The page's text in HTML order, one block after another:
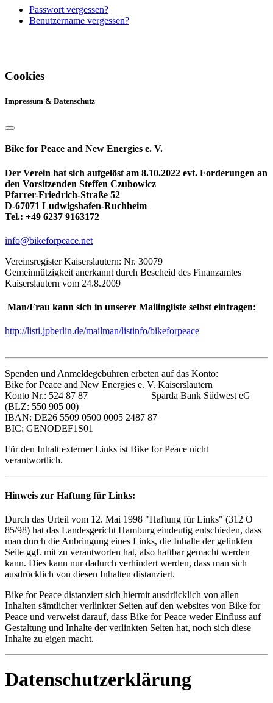
Passwort vergessen?
Benutzername vergessen?
Cookies
Impressum & Datenschutz
Bike for Peace and New Energies e. V.
Der Verein hat sich aufgelöst am 8.10.2022 evt. Forderungen an
den Vorsitzenden Steffen Czubowicz
Pfarrer-Friedrich-Straße 52
D-67071 Ludwigshafen-Ruchheim
Tel.: +49 6237 9163172
info@bikeforpeace.net
Vereinsregister Kaiserslautern: Nr. 30079
Gemeinnützigkeit anerkannt durch Bescheid des Finanzamtes
Kaiserslautern vom 24.8.2009
Man/Frau kann sich in unserer Mailingliste selbst eintragen:
http://listi.jpberlin.de/mailman/listinfo/bikeforpeace
Spenden und Anmeldegebühren erbeten auf das Konto:
Bike for Peace and New Energies e. V. Kaiserslautern
Konto Nr.: 524 87 87 Sparda Bank Südwest eG
(BLZ: 550 905 00)
IBAN: DE26 5509 0500 0005 2487 87
BIC: GENODEF1S01
Für den Inhalt externer Links ist Bike for Peace nicht
verantwortlich.
Hinweis zur Haftung für Links:
Durch das Urteil vom 12. Mai 1998 "Haftung für Links" (312 O
85/98) hat das Landesgericht Hamburg eindeutig entschieden, dass
man durch die Anbringung eines Links, die Inhalte der gelinkten
Seite ggf. mit zu verantworten hat, also haftbar gemacht werden
kann. Dies kann nur dadurch verhindert werden, dass man sich
ausdrücklich von diesen Inhalten distanziert.
Bike for Peace distanziert sich hiermit ausdrücklich von allen
Inhalten sämtlicher verlinkter Seiten auf den websites von Bike for
Peace und verweist darauf, dass Bike for Peace weder Einfluss auf
Gestaltung und Inhalte der verlinkten Seiten hat, noch sich diese
Inhalte zu eigen macht.
Datenschutzerklärung